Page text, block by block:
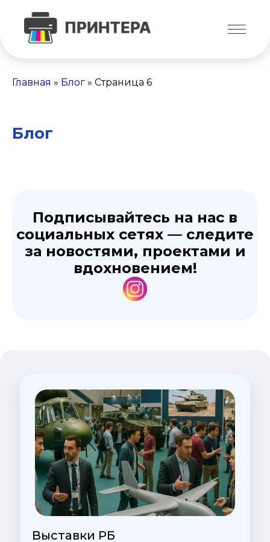
Главная » Блог » Страница 6
Блог
Подписывайтесь на нас в
социальных сетях — следите
за новостями, проектами и
вдохновением!
Выставки РБ